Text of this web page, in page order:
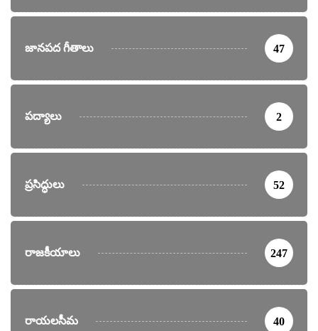
జానపద గీతాలు 47
పద్యాలు 2
ప్రసిద్ధులు 52
రాజకీయాలు 247
రాయలసీమ 40